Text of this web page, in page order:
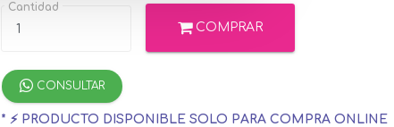
Cantidad
COMPRAR
CONSULTAR
* ⚡ PRODUCTO DISPONIBLE SOLO PARA COMPRA ONLINE